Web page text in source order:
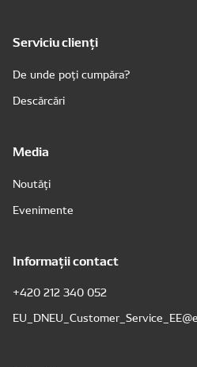
Serviciu clienți
De unde poți cumpăra?
Descărcări
Media
Noutăți
Evenimente
Informații contact
+420 212 340 052